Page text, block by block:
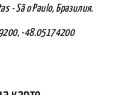
- Sã o Paulo, Бразилия.
-48.05174200